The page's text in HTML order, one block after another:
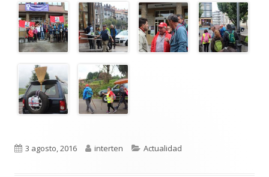
Publicado
3 agosto, 2016 Autor
interten Categorías
Actualidad